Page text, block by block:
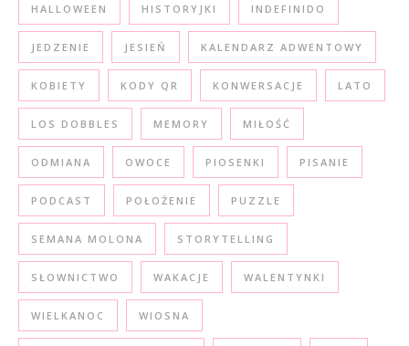
HALLOWEEN HISTORYJKI INDEFINIDO
JEDZENIE JESIEŃ KALENDARZ ADWENTOWY
KOBIETY KODY QR KONWERSACJE LATO
LOS DOBBLES MEMORY MIŁOŚĆ
ODMIANA OWOCE PIOSENKI PISANIE
PODCAST POŁOŻENIE PUZZLE
SEMANA MOLONA STORYTELLING
SŁOWNICTWO WAKACJE WALENTYNKI
WIELKANOC WIOSNA